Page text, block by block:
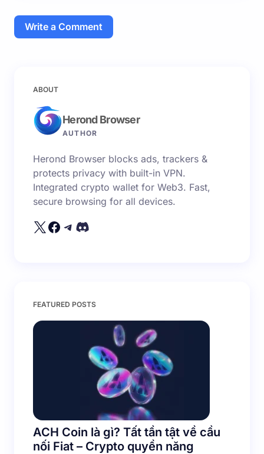
Write a Comment
Email của bạn sẽ không được hiển thị công khai.
Name *
Email *
Save my name and email in this browser for the
Submit Comment
ABOUT
Herond Browser
AUTHOR
Herond Browser blocks ads, trackers &
protects privacy with built-in VPN.
Integrated crypto wallet for Web3. Fast,
secure browsing for all devices.
FEATURED POSTS
ACH Coin là gì? Tất tần tật về cầu
nối Fiat – Crypto quyền năng